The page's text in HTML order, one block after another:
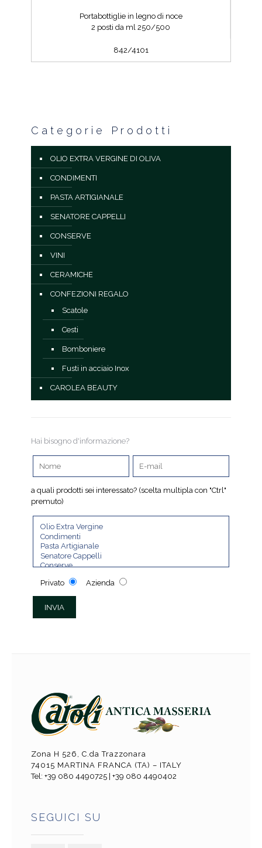
Portabottiglie in legno di noce
2 posti da ml 250/500
842/4101
Categorie Prodotti
OLIO EXTRA VERGINE DI OLIVA
CONDIMENTI
PASTA ARTIGIANALE
SENATORE CAPPELLI
CONSERVE
VINI
CERAMICHE
CONFEZIONI REGALO
Scatole
Cesti
Bomboniere
Fusti in acciaio Inox
CAROLEA BEAUTY
Hai bisogno d'informazione?
a quali prodotti sei interessato? (scelta multipla con "Ctrl"
premuto)
Privato Azienda
Zona H 526, C.da Trazzonara
74015 MARTINA FRANCA (TA) – ITALY
Tel: +39 080 4490725 | +39 080 4490402
SEGUICI SU